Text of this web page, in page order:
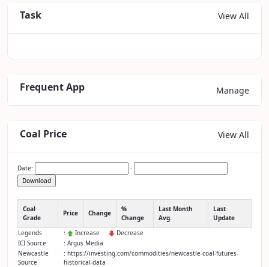
Task View All
Frequent App Manage
Coal Price View All
Date:
-
Download
Coal
Grade
Price Change
%
Change
Last Month
Avg.
Last
Update
Legends
: Increase
Decrease
ICI Source
: Argus Media
Newcastle
Source
: https://investing.com/commodities/newcastle-coal-futures-
historical-data